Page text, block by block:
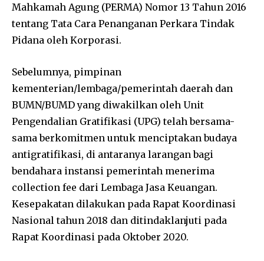
Mahkamah Agung (PERMA) Nomor 13 Tahun 2016
tentang Tata Cara Penanganan Perkara Tindak
Pidana oleh Korporasi.
Sebelumnya, pimpinan
kementerian/lembaga/pemerintah daerah dan
BUMN/BUMD yang diwakilkan oleh Unit
Pengendalian Gratifikasi (UPG) telah bersama-
sama berkomitmen untuk menciptakan budaya
antigratifikasi, di antaranya larangan bagi
bendahara instansi pemerintah menerima
collection fee dari Lembaga Jasa Keuangan.
Kesepakatan dilakukan pada Rapat Koordinasi
Nasional tahun 2018 dan ditindaklanjuti pada
Rapat Koordinasi pada Oktober 2020.